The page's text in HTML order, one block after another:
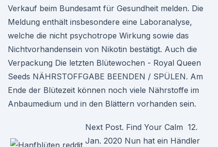
Verkauf beim Bundesamt für Gesundheit melden. Die
Meldung enthält insbesondere eine Laboranalyse,
welche die nicht psychotrope Wirkung sowie das
Nichtvorhandensein von Nikotin bestätigt. Auch die
Verpackung Die letzten Blütewochen - Royal Queen
Seeds NÄHRSTOFFGABE BEENDEN / SPÜLEN. Am
Ende der Blütezeit können noch viele Nährstoffe im
Anbaumedium und in den Blättern vorhanden sein.
Next Post. Find Your Calm 12.
Jan. 2020 Nun hat ein Händler